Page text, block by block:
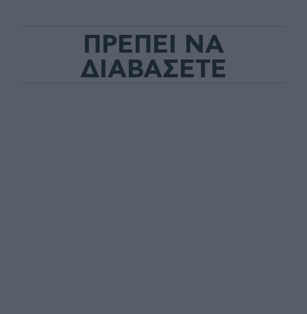
ΠΡΕΠΕΙ ΝΑ
ΔΙΑΒΑΣΕΤΕ